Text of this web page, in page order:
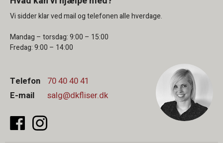
Vi sidder klar ved mail og telefonen alle hverdage.
Mandag – torsdag: 9:00 – 15:00
Fredag: 9:00 – 14:00
Telefon 70 40 40 41
E-mail
salg@dkfliser.dk